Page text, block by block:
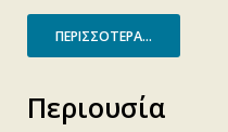
ΠΕΡΙΣΣΌΤΕΡΑ...
Περιουσία